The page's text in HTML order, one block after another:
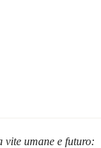
vite umane e futuro: